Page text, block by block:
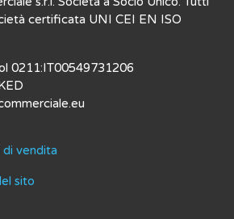
certificata UNI CEI EN ISO
0211:IT00549731206
di vendita
sito